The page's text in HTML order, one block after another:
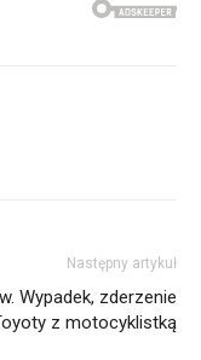
Następny artykuł
Wypadek, zderzenie
z motocyklistką